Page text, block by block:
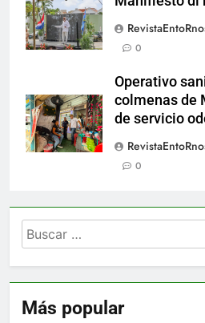
0
Operativo
colmenas de
de servicio
0
Buscar:
Más popular